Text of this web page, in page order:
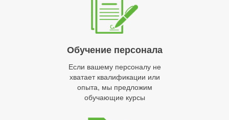
Обучение персонала
Если вашему персоналу не
хватает квалификации или
опыта, мы предложим
обучающие курсы